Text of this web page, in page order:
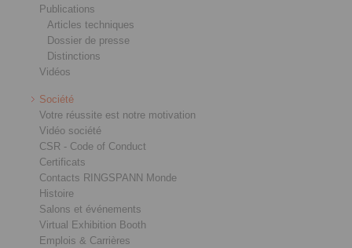
Publications
Articles techniques
Dossier de presse
Distinctions
Vidéos
Société
Votre réussite est notre motivation
Vidéo société
CSR - Code of Conduct
Certificats
Contacts RINGSPANN Monde
Histoire
Salons et événements
Virtual Exhibition Booth
Emplois & Carrières